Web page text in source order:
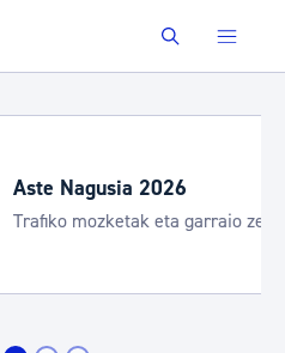
Buscar
2026
eta garraio zerbitzu